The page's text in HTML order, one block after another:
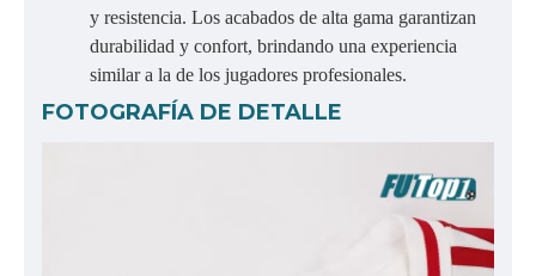
y resistencia. Los acabados de alta gama garantizan
durabilidad y confort, brindando una experiencia
similar a la de los jugadores profesionales.
FOTOGRAFÍA DE DETALLE